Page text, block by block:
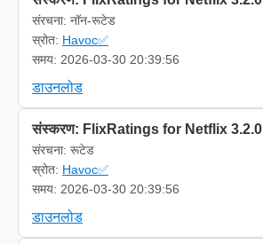
संरचना: नॉन-रूटेड
स्रोत: Havoc✅
समय: 2026-03-30 20:39:56
डाउनलोड
संस्करण: FlixRatings for Netflix 3.2.0
संरचना: रूटेड
स्रोत: Havoc✅
समय: 2026-03-30 20:39:56
डाउनलोड